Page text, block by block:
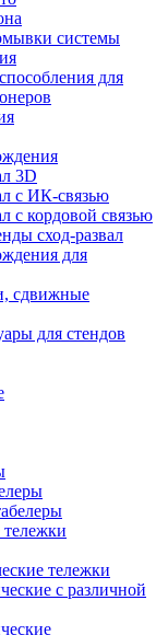
системы
для
3D
с ИК-связью
с кордовой связью
сход-развал
для
сдвижные
для стендов
тележки
с различной